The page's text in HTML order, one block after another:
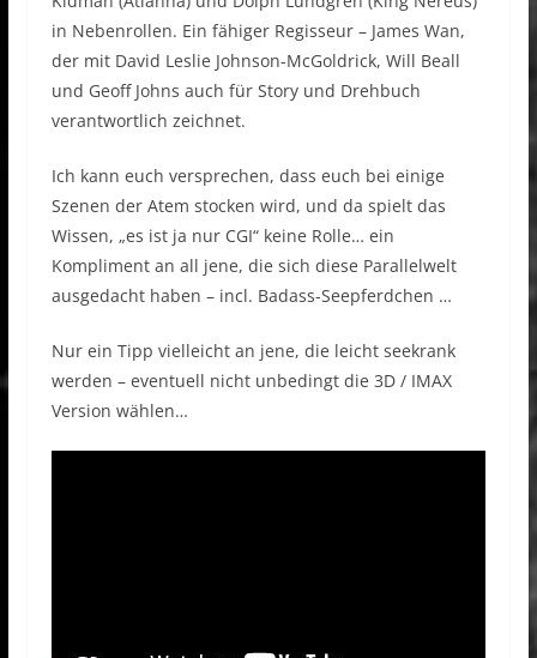
in Nebenrollen. Ein fähiger Regisseur – James Wan,
der mit David Leslie Johnson-McGoldrick, Will Beall
und Geoff Johns auch für Story und Drehbuch
verantwortlich zeichnet.
Ich kann euch versprechen, dass euch bei einige
Szenen der Atem stocken wird, und da spielt das
Wissen, „es ist ja nur CGI“ keine Rolle… ein
Kompliment an all jene, die sich diese Parallelwelt
ausgedacht haben – incl. Badass-Seepferdchen …
Nur ein Tipp vielleicht an jene, die leicht seekrank
werden – eventuell nicht unbedingt die 3D / IMAX
Version wählen…